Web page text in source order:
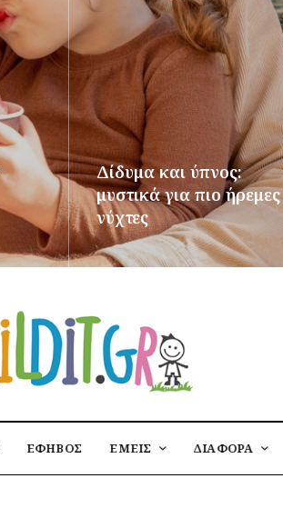
Δίδυμα και ύπνος:
μυστικά για πιο ήρεμες
νύχτες
ΠΕΡΙΣΣΌΤΕΡΑ
ΕΦΗΒΟΣ ΕΜΕΙΣ ΔΙΑΦΟΡΑ